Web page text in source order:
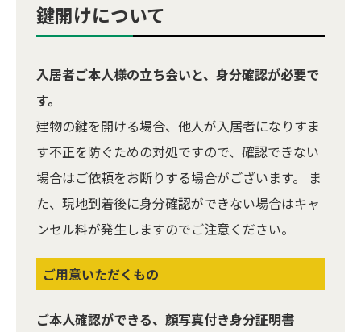
鍵開けについて
入居者ご本人様の立ち会いと、身分確認が必要で
す。
建物の鍵を開ける場合、他人が入居者になりすま
す不正を防ぐための対処ですので、確認できない
場合はご依頼をお断りする場合がございます。 ま
た、現地到着後に身分確認ができない場合はキャ
ンセル料が発生しますのでご注意ください。
ご用意いただくもの
ご本人確認ができる、顔写真付き身分証明書